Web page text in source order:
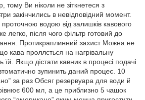
тому Ви ніколи не зіткнетеся з
закінчились в невідповідний момент.
проточною водою від залишків кавового
легко, після чого фільтр готовий до
Протикраплинний захист Можна не
кава проллється на нагрівальну
їй. Якщо дістати кавник в процесі подачі
зупинить даний процес. 10
за раз Обсяг резервуара для води й
600 мл, а це приблизно 5 чашок